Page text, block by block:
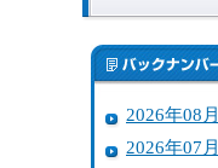
2026年08月
2026年07月